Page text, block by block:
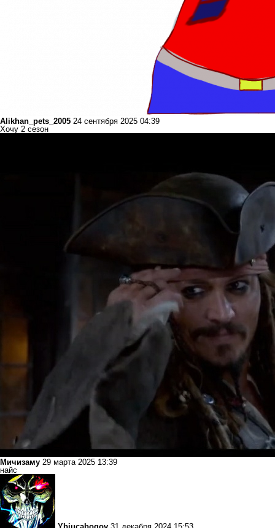
Alikhan_pets_2005 24 сентября 2025 04:39
Хочу 2 сезон
Мичизаму 29 марта 2025 13:39
найс